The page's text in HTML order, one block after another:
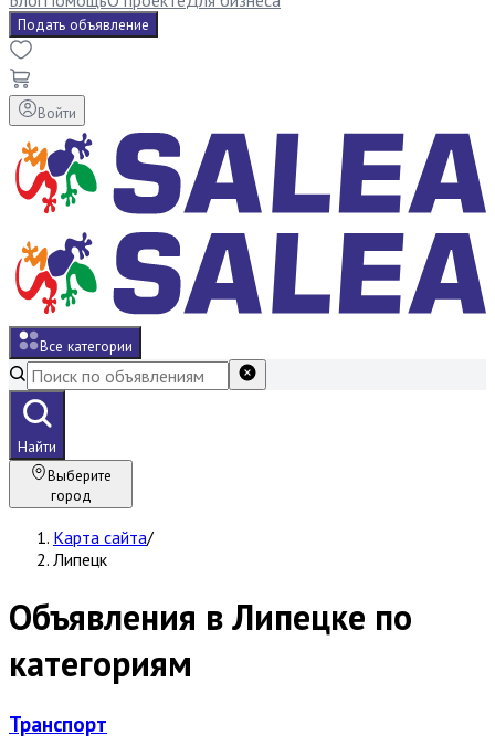
Подать объявление
Войти
Все категории
Найти
Выберите
город
Карта сайта/
Липецк
Объявления в Липецке по
категориям
Транспорт